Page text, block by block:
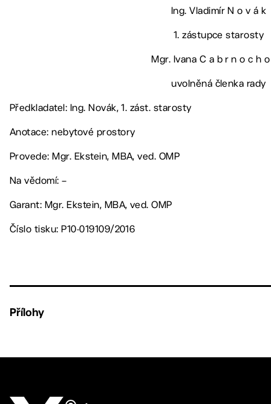
Ing. Vladimír N o v á k
1. zástupce starosty
Mgr. Ivana C a b r n o c h
uvolněná členka rady
Předkladatel: Ing. Novák, 1. zást. starosty
Anotace: nebytové prostory
Provede: Mgr. Ekstein, MBA, ved. OMP
Na vědomí: –
Garant: Mgr. Ekstein, MBA, ved. OMP
Číslo tisku: P10-019109/2016
Přílohy